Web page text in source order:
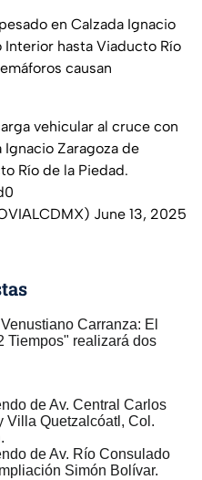
en Calzada Ignacio
hasta Viaducto Río
causan
vehicular al cruce con
Ignacio Zaragoza de
Río de la Piedad.
June 13, 2025
Carranza: El
Tiempos" realizará dos
de Av. Central Carlos
Villa Quetzalcóatl, Col.
de Av. Río Consulado
Simón Bolívar.